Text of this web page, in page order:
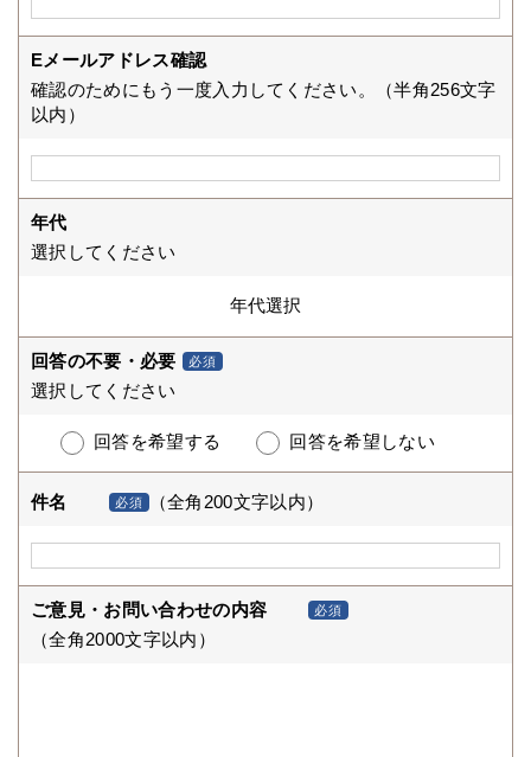
Eメールアドレス確認
確認のためにもう一度入力してください。（半角256文字
以内）
年代
選択してください
回答の不要・必要 必須
選択してください
回答を希望する 回答を希望しない
件名 必須 （全角200文字以内）
ご意見・お問い合わせの内容 必須
（全角2000文字以内）